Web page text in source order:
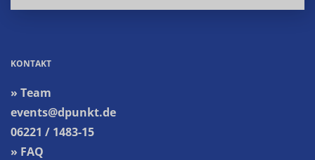
KONTAKT
» Team
events@dpunkt.de
06221 / 1483-15
» FAQ